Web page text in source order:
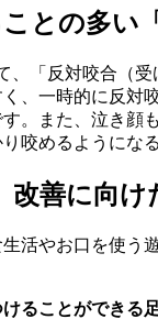
との多い
、「反対咬合（
、一時的に反
。また、泣き顔
咬めるようにな
改善に向
活やお口を使う
ることができる